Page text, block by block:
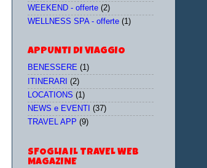
WEEKEND - offerte (2)
WELLNESS SPA - offerte (1)
APPUNTI DI VIAGGIO
BENESSERE (1)
ITINERARI (2)
LOCATIONS (1)
NEWS e EVENTI
(37)
TRAVEL APP (9)
SFOGLIA IL TRAVEL WEB
MAGAZINE